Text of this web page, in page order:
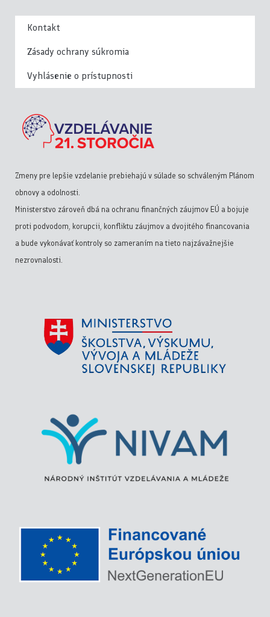
Kontakt
Zásady ochrany súkromia
Vyhlásenie o prístupnosti
Zmeny pre lepšie vzdelanie prebiehajú v súlade so schváleným Plánom
obnovy a odolnosti.
Ministerstvo zároveň dbá na ochranu finančných záujmov EÚ a bojuje
proti podvodom, korupcii, konfliktu záujmov a dvojitého financovania
a bude vykonávať kontroly so zameraním na tieto najzávažnejšie
nezrovnalosti.